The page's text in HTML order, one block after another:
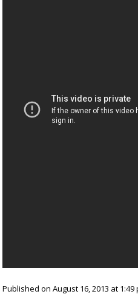
Published on August 16, 2013 at 1:49